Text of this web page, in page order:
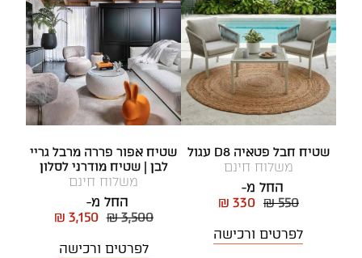
שטיח חבל פטאיה D8 עגול
משלוח חינם
החל מ-
₪ 550
₪ 330
לפרטים ורכישה
שטיח אפור פררה מרבל גריי
לבן | שטיח מודרני לסלון
משלוח חינם
החל מ-
₪ 3,500
₪ 3,150
לפרטים ורכישה